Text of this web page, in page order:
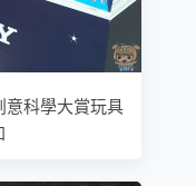
科學大賞玩具